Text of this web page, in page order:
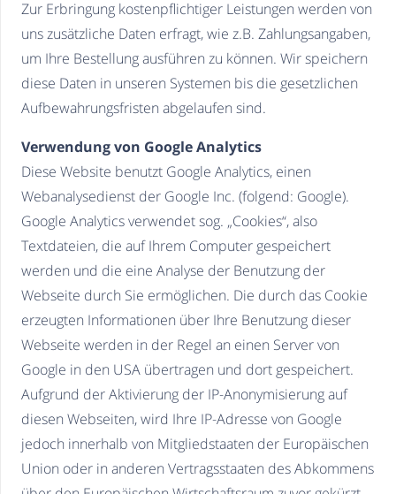
Zur Erbringung kostenpflichtiger Leistungen werden von
uns zusätzliche Daten erfragt, wie z.B. Zahlungsangaben,
um Ihre Bestellung ausführen zu können. Wir speichern
diese Daten in unseren Systemen bis die gesetzlichen
Aufbewahrungsfristen abgelaufen sind.
Verwendung von Google Analytics
Diese Website benutzt Google Analytics, einen
Webanalysedienst der Google Inc. (folgend: Google).
Google Analytics verwendet sog. „Cookies“, also
Textdateien, die auf Ihrem Computer gespeichert
werden und die eine Analyse der Benutzung der
Webseite durch Sie ermöglichen. Die durch das Cookie
erzeugten Informationen über Ihre Benutzung dieser
Webseite werden in der Regel an einen Server von
Google in den USA übertragen und dort gespeichert.
Aufgrund der Aktivierung der IP-Anonymisierung auf
diesen Webseiten, wird Ihre IP-Adresse von Google
jedoch innerhalb von Mitgliedstaaten der Europäischen
Union oder in anderen Vertragsstaaten des Abkommens